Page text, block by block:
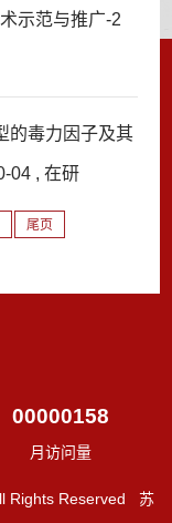
示范与推广-2
的毒力因子及其
04 , 在研
尾页
00000158
月访问量
Rights Reserved 苏